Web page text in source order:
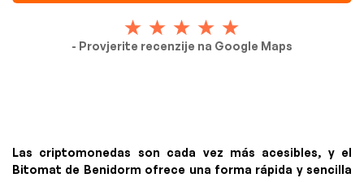
- Provjerite recenzije na Google Maps
Las criptomonedas son cada vez más acesibles, y el
Bitomat de Benidorm ofrece una forma rápida y sencilla